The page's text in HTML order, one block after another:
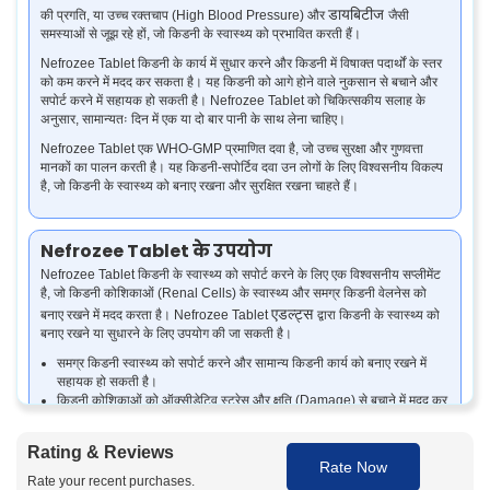
की प्रगति, या उच्च रक्तचाप (High Blood Pressure) औरडायबिटीज जैसी
समस्याओं से जूझ रहे हों, जो किडनी के स्वास्थ्य को प्रभावित करती हैं।
Nefrozee Tablet किडनी के कार्य में सुधार करने और किडनी में विषाक्त पदार्थों के स्तर
को कम करने में मदद कर सकता है। यह किडनी को आगे होने वाले नुकसान से बचाने और
सपोर्ट करने में सहायक हो सकती है। Nefrozee Tablet को चिकित्सकीय सलाह के
अनुसार, सामान्यतः दिन में एक या दो बार पानी के साथ लेना चाहिए।
Nefrozee Tablet एक WHO-GMP प्रमाणित दवा है, जो उच्च सुरक्षा और गुणवत्ता
मानकों का पालन करती है। यह किडनी-सपोर्टिव दवा उन लोगों के लिए विश्वसनीय विकल्प
है, जो किडनी के स्वास्थ्य को बनाए रखना और सुरक्षित रखना चाहते हैं।
Nefrozee Tablet के उपयोग
Nefrozee Tablet किडनी के स्वास्थ्य को सपोर्ट करने के लिए एक विश्वसनीय सप्लीमेंट
है, जो किडनी कोशिकाओं (Renal Cells) के स्वास्थ्य और समग्र किडनी वेलनेस को
बनाए रखने में मदद करता है। Nefrozee Tablet एडल्ट्स द्वारा किडनी के स्वास्थ्य को
बनाए रखने या सुधारने के लिए उपयोग की जा सकती है।
समग्र किडनी स्वास्थ्य को सपोर्ट करने और सामान्य किडनी कार्य को बनाए रखने में
सहायक हो सकती है।
किडनी कोशिकाओं को ऑक्सीडेटिव स्ट्रेस और क्षति (Damage) से बचाने में मदद कर
Dysfunction) में सुरक्षात्मक सपोर्ट प्रदान कर सकती है।
दीर्घकालिक किडनी तनाव (Chronic Kidney Stress) से जुड़ी सूजन को कम करने
Rating & Reviews
Rate your recent purchases.
Rate Now